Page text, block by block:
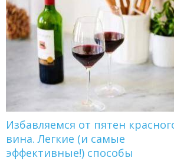
Избавляемся от пятен
вина. Легкие (и самые
эффективные!) способы